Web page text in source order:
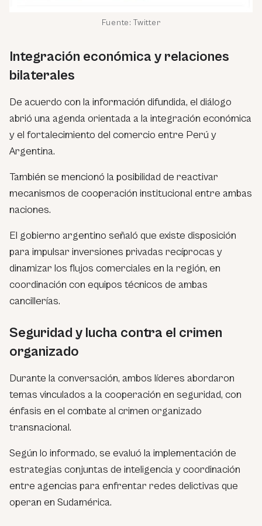
Fuente: Twitter
Integración económica y relaciones
bilaterales
De acuerdo con la información difundida, el diálogo
abrió una agenda orientada a la integración económica
y el fortalecimiento del comercio entre Perú y
Argentina.
También se mencionó la posibilidad de reactivar
mecanismos de cooperación institucional entre ambas
naciones.
El gobierno argentino señaló que existe disposición
para impulsar inversiones privadas recíprocas y
dinamizar los flujos comerciales en la región, en
coordinación con equipos técnicos de ambas
cancillerías.
Seguridad y lucha contra el crimen
organizado
Durante la conversación, ambos líderes abordaron
temas vinculados a la cooperación en seguridad, con
énfasis en el combate al crimen organizado
transnacional.
Según lo informado, se evaluó la implementación de
estrategias conjuntas de inteligencia y coordinación
entre agencias para enfrentar redes delictivas que
operan en Sudamérica.